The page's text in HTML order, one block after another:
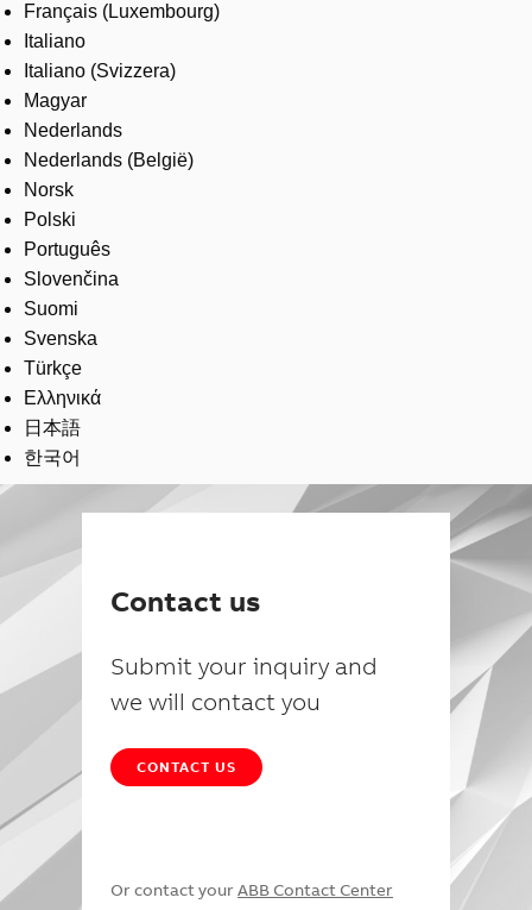
Français (Luxembourg)
Italiano
Italiano (Svizzera)
Magyar
Nederlands
Nederlands (België)
Norsk
Polski
Português
Slovenčina
Suomi
Svenska
Türkçe
Ελληνικά
日本語
한국어
Contact us
Submit your inquiry and
we will contact you
CONTACT US
Or contact your ABB Contact Center